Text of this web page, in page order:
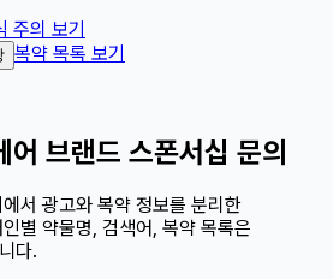
주의 보기
복약 목록 보기
어 브랜드 스폰서십 문의
서 광고와 복약 정보를 분리한
별 약물명, 검색어, 복약 목록은
다.